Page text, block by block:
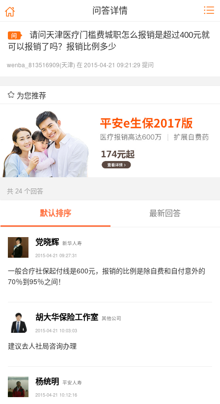
问答详情
请问天津医疗门槛费城职怎么报销是超过400元就
可以报销了吗？报销比例多少
wenba_813516909(天津) 在 2015-04-21 09:21:29 提问
为您推荐
共 24 个回答
默认排序 最新回答
党晓辉 新华人寿
2015-04-21 09:27:31
一般合疗社保起付线是600元，报销的比例是除自费和自付意外的
70％到95％之间！
胡大华保险工作室 其他公司
2015-04-21 10:03:03
建议去人社局咨询办理
杨统明 平安人寿
2015-04-21 10:12:16